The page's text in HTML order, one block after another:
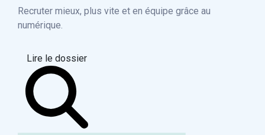
Recruter mieux, plus vite et en équipe grâce au
numérique.
Lire le dossier